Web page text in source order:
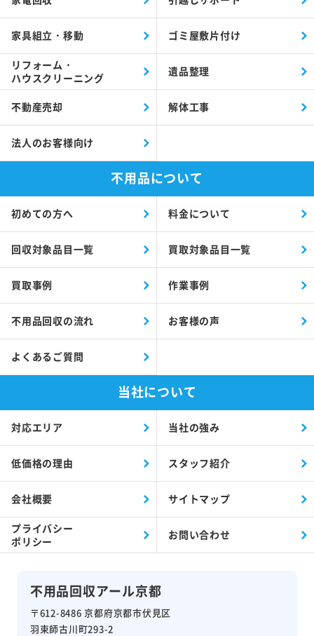
不用品回収アール京都
〒612-8486 京都府京都市伏見区
羽束師古川町293-2
家具組立・移動 ゴミ屋敷片付け
リフォーム・
ハウスクリーニング
遺品整理
不動産売却 解体工事
法人のお客様向け
不用品について
初めての方へ 料金について
回収対象品目一覧 買取対象品目一覧
買取事例 作業事例
不用品回収の流れ お客様の声
よくあるご質問
当社について
対応エリア 当社の強み
低価格の理由 スタッフ紹介
会社概要 サイトマップ
プライバシー
ポリシー
お問い合わせ